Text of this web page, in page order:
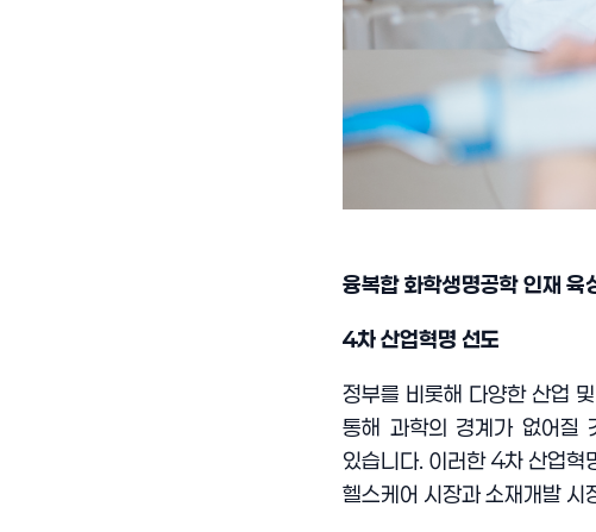
융복합 화학생명공학 인재 육
4차 산업혁명 선도
정부를 비롯해 다양한 산업
통해 과학의 경계가 없어질
있습니다. 이러한4차 산업혁
헬스케어 시장과 소재개발 시